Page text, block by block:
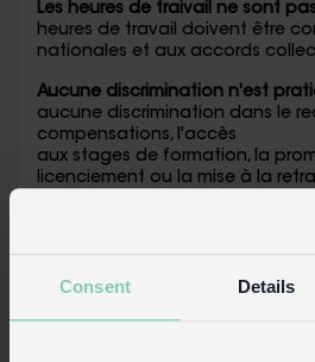
Consent Details
Les heures de traivail ne sont
heures de travail doivent être
nationales et aux accords
Aucune discrimination n'est
aucune discrimination dans le
compensations, l'accès
aux stages de formation, la
licenciement ou la mise à la
mesure du possible, les travaux